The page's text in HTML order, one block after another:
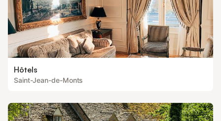
Hôtels
Saint-Jean-de-Monts